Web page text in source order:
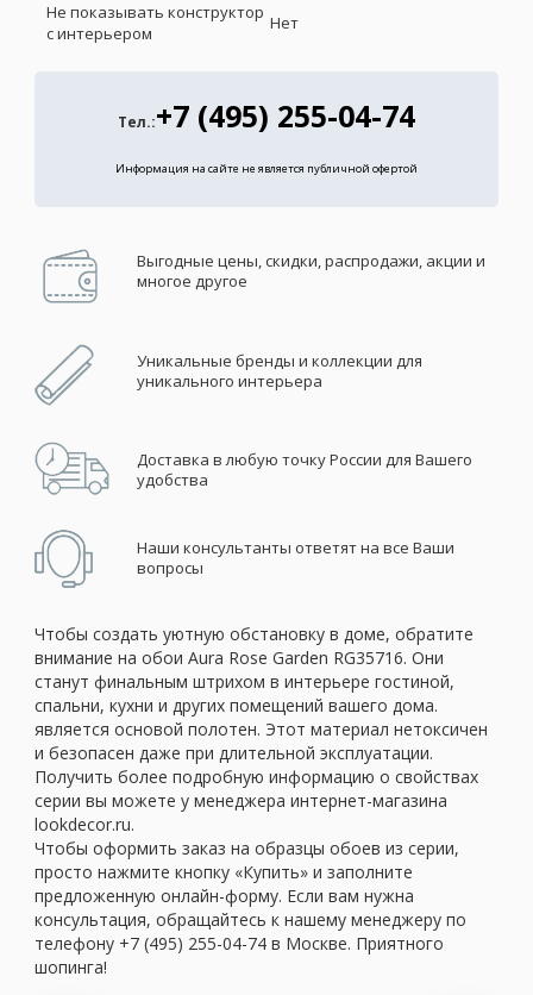
Не показывать конструктор
с интерьером
Нет
Тел.:+7 (495) 255-04-74
Информация на сайте не является публичной офертой
Выгодные цены, скидки, распродажи, акции и
многое другое
Уникальные бренды и коллекции для
уникального интерьера
Доставка в любую точку России для Вашего
удобства
Наши консультанты ответят на все Ваши
вопросы
Чтобы создать уютную обстановку в доме, обратите
внимание на обои Aura Rose Garden RG35716. Они
станут финальным штрихом в интерьере гостиной,
спальни, кухни и других помещений вашего дома.
является основой полотен. Этот материал нетоксичен
и безопасен даже при длительной эксплуатации.
Получить более подробную информацию о свойствах
серии вы можете у менеджера интернет-магазина
lookdecor.ru.
Чтобы оформить заказ на образцы обоев из серии,
просто нажмите кнопку «Купить» и заполните
предложенную онлайн-форму. Если вам нужна
консультация, обращайтесь к нашему менеджеру по
телефону +7 (495) 255-04-74 в Москве. Приятного
шопинга!